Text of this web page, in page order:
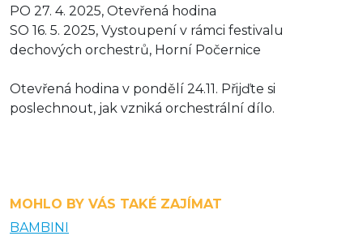
PO 27. 4. 2025, Otevřená hodina
SO 16. 5. 2025, Vystoupení v rámci festivalu
dechových orchestrů, Horní Počernice
Otevřená hodina v pondělí 24.11. Přijďte si
poslechnout, jak vzniká orchestrální dílo.
MOHLO BY VÁS TAKÉ ZAJÍMAT
BAMBINI